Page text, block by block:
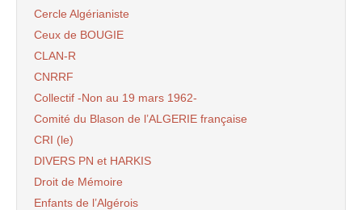
Cercle Algérianiste
Ceux de BOUGIE
CLAN-R
CNRRF
Collectif -Non au 19 mars 1962-
Comité du Blason de l’ALGERIE française
CRI (le)
DIVERS PN et HARKIS
Droit de Mémoire
Enfants de l’Algérois